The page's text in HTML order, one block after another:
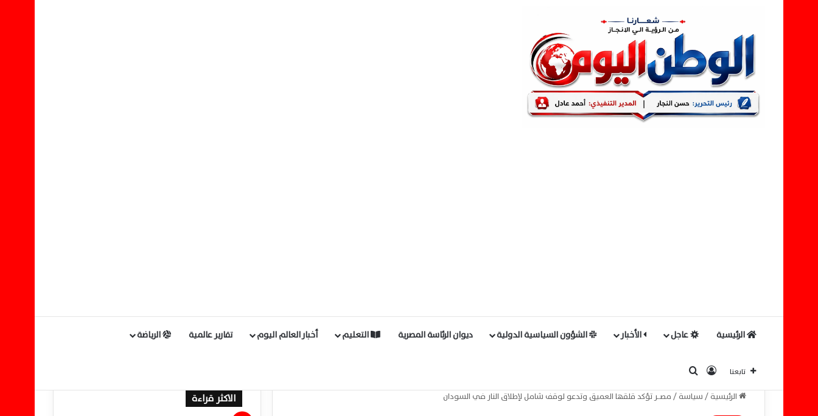
الرئيسية عاجل الأخبار الشؤون السياسية الدولية ديوان الرئاسة المصرية التعليم أخبار العالم اليوم تقارير عالمية الرياضة
تابعنا تسجيل الدخول
الرئيسية/سياسة/مصــر تؤكد قلقها العميق وتدعو لوقف شامل لإطلاق النار في السودان
الاكثر قراءة